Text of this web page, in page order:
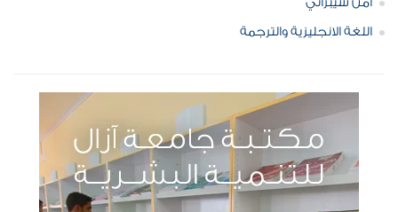
اللغة الانجليزية والترجمة